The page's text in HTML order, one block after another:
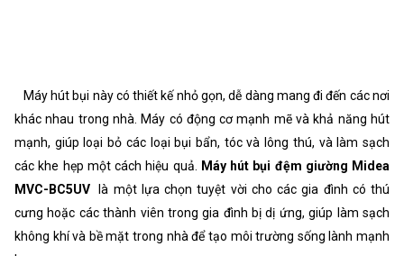
Máy hút bụi này có thiết kế nhỏ gọn, dễ dàng mang đi đến các nơi
khác nhau trong nhà. Máy có động cơ mạnh mẽ và khả năng hút
mạnh, giúp loại bỏ các loại bụi bẩn, tóc và lông thú, và làm sạch
các khe hẹp một cách hiệu quả. Máy hút bụi đệm giường Midea
MVC-BC5UV là một lựa chọn tuyệt vời cho các gia đình có thú
cưng hoặc các thành viên trong gia đình bị dị ứng, giúp làm sạch
không khí và bề mặt trong nhà để tạo môi trường sống lành mạnh